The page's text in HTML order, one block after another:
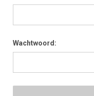
Wachtwoord: